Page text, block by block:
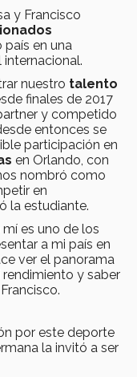
y Francisco
país en una
nuestro talento
finales de 2017
y competido
entonces se
participación en
en Orlando, con
nombró como
en
la estudiante.
mí es uno de los
a mi país en
ver el panorama
y saber
por este deporte
la invitó a ser